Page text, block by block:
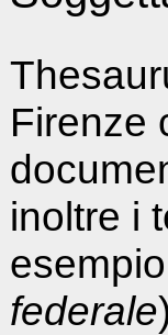
Firenze
inoltre i
federale